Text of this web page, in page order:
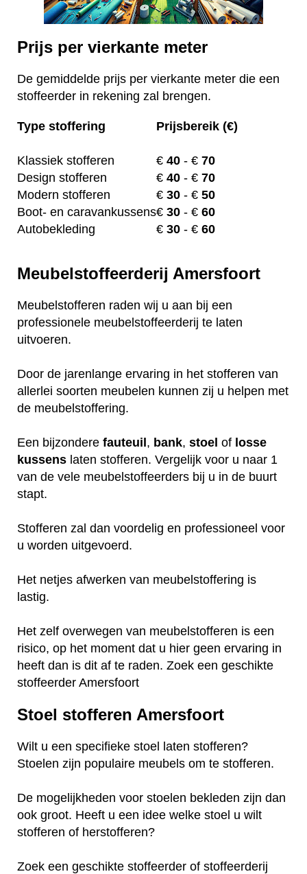
Prijs per vierkante meter
De gemiddelde prijs per vierkante meter die een
stoffeerder in rekening zal brengen.
Type stoffering Prijsbereik (€)
Klassiek stofferen € 40 - € 70
Design stofferen
€ 40 - € 70
Modern stofferen
€ 30 - € 50
Boot- en caravankussens€ 30 - € 60
Autobekleding
€ 30 - € 60
Meubelstoffeerderij Amersfoort
Meubelstofferen raden wij u aan bij een
professionele meubelstoffeerderij te laten
uitvoeren.
Door de jarenlange ervaring in het stofferen van
allerlei soorten meubelen kunnen zij u helpen met
de meubelstoffering.
Een bijzondere fauteuil , bank, stoel of losse
kussens laten stofferen. Vergelijk voor u naar 1
van de vele meubelstoffeerders bij u in de buurt
stapt.
Stofferen zal dan voordelig en professioneel voor
u worden uitgevoerd.
Het netjes afwerken van meubelstoffering is
lastig.
Het zelf overwegen van meubelstofferen is een
risico, op het moment dat u hier geen ervaring in
heeft dan is dit af te raden. Zoek een geschikte
stoffeerder Amersfoort
Stoel stofferen Amersfoort
Wilt u een specifieke stoel laten stofferen?
Stoelen zijn populaire meubels om te stofferen.
De mogelijkheden voor stoelen bekleden zijn dan
ook groot. Heeft u een idee welke stoel u wilt
stofferen of herstofferen?
Zoek een geschikte stoffeerder of stoffeerderij